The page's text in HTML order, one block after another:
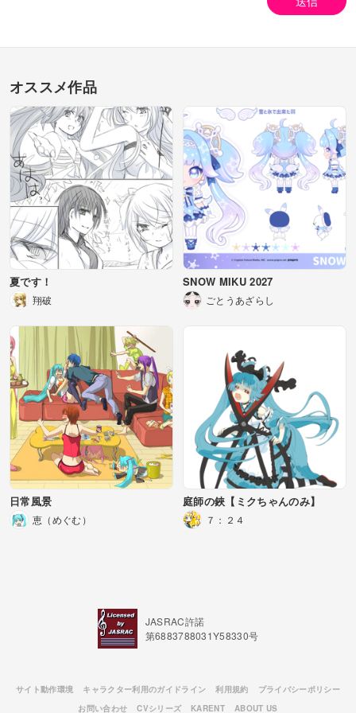
オススメ作品
夏です！
翔破
SNOW MIKU 2027
ごとうあざらし
日常風景
恵（めぐむ）
庭師の鋏【ミクちゃんのみ】
７：２４
JASRAC許諾
第6883788031Y58330号
サイト動作環境 キャラクター利用のガイドライン 利用規約
プライバシーポリシー
お問い合わせ
CVシリーズ KARENT ABOUT US